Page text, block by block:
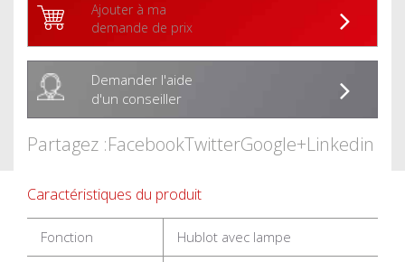
Ajouter à ma
demande de prix
Demander l'aide
d'un conseiller
Partagez :FacebookTwitterGoogle+Linkedin
Caractéristiques du produit
Fonction Hublot avec lampe